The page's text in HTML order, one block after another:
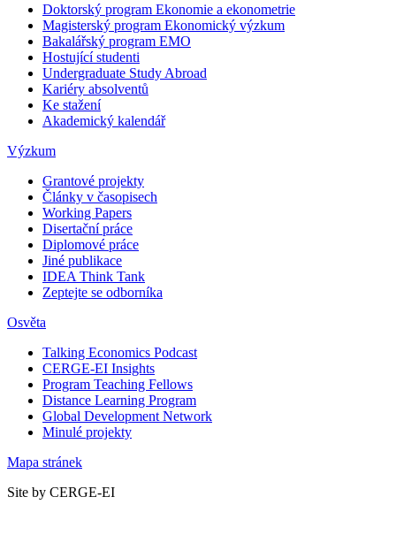
Doktorský program Ekonomie a ekonometrie
Magisterský program Ekonomický výzkum
Bakalářský program EMO
Hostující studenti
Undergraduate Study Abroad
Kariéry absolventů
Ke stažení
Akademický kalendář
Výzkum
Grantové projekty
Články v časopisech
Working Papers
Disertační práce
Diplomové práce
Jiné publikace
IDEA Think Tank
Zeptejte se odborníka
Osvěta
Talking Economics Podcast
CERGE-EI Insights
Program Teaching Fellows
Distance Learning Program
Global Development Network
Minulé projekty
Mapa stránek
Site by CERGE-EI